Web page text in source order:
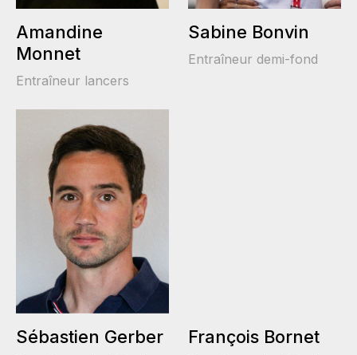
Amandine
Monnet
Entraîneur lancers
Sabine Bonvin
Entraîneur demi-fond
Sébastien Gerber François Bornet